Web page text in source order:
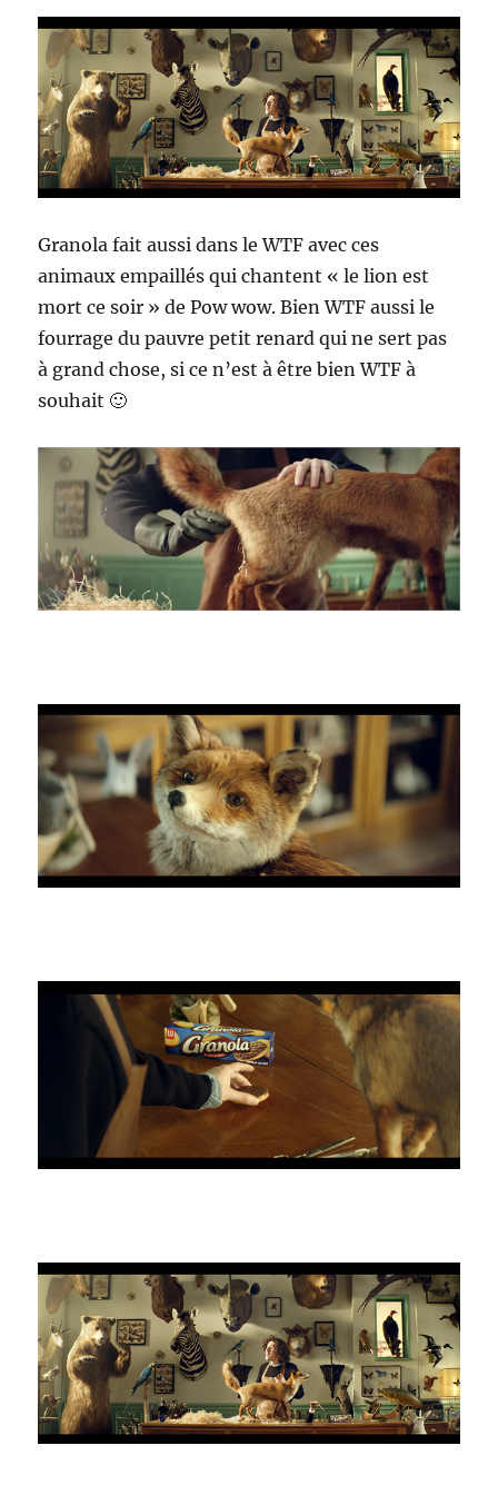
Granola fait aussi dans le WTF avec ces
animaux empaillés qui chantent « le lion est
mort ce soir » de Pow wow. Bien WTF aussi le
fourrage du pauvre petit renard qui ne sert pas
à grand chose, si ce n’est à être bien WTF à
souhait 🙂